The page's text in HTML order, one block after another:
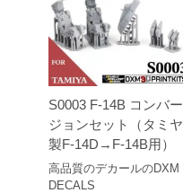
S0003 F-14B コンバー
ジョンセット（タミヤ
製F-14D→F-14B用）
高品質のデカールのDXM
DECALS